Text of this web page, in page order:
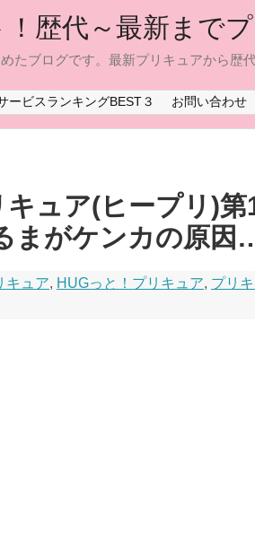
歴代～最新まで
たブログです。最新プリキュアから歴
ービスランキングBEST３ お問い合わせ
ュア(ヒープリ)第
まがケンカの原因
キュア, HUGっと！プリキュア, プリ